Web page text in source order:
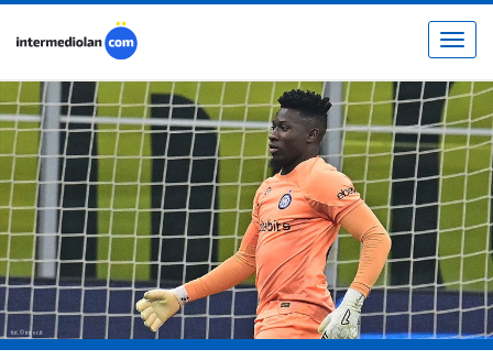
Toggle
fot. © inter.it